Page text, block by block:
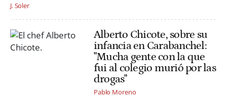
J. Soler
Alberto Chicote, sobre su
infancia en Carabanchel:
"Mucha gente con la que
fui al colegio murió por las
drogas"
Pablo Moreno